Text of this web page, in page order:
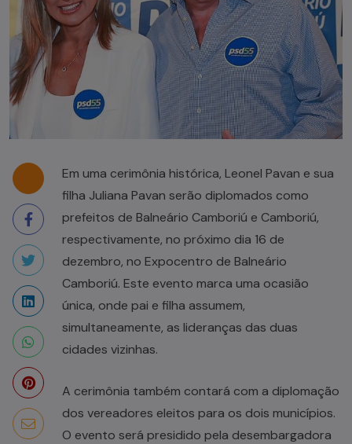
Em uma cerimônia histórica, Leonel Pavan e sua
filha Juliana Pavan serão diplomados como
prefeitos de Balneário Camboriú e Camboriú,
respectivamente, no próximo dia 16 de
dezembro, no Expocentro de Balneário
Camboriú. Este evento marca uma ocasião
única, onde pai e filha assumem,
simultaneamente, as lideranças das duas
cidades vizinhas.
A cerimônia também contará com a diplomação
dos vereadores eleitos para os dois municípios.
O evento será presidido pela desembargadora